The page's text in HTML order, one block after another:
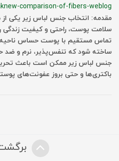
comparison-of-fibers-weblog
مقدمه: انتخاب جنس لباس زیر یکی از
سلامت پوست، راحتی و کیفیت زندگی
تماس مستقیم با پوست حساس ناحیه
ساخته شود که تنفس‌پذیر، نرم و ضد
جنس لباس زیر ممکن است باعث
باکتری‌ها و حتی بروز عفونت‌های
برگشت